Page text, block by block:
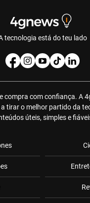
tecnologia está do teu lado
compra com confiança. A
tirar o melhor partido da
úteis, simples e